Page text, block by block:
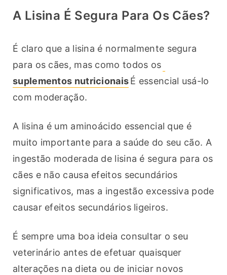
A Lisina É Segura Para Os Cães?
É claro que a lisina é normalmente segura
para os cães, mas como todos os
suplementos nutricionaisÉ essencial usá-lo
com moderação.
A lisina é um aminoácido essencial que é
muito importante para a saúde do seu cão. A
ingestão moderada de lisina é segura para os
cães e não causa efeitos secundários
significativos, mas a ingestão excessiva pode
causar efeitos secundários ligeiros.
É sempre uma boa ideia consultar o seu
veterinário antes de efetuar quaisquer
alterações na dieta ou de iniciar novos